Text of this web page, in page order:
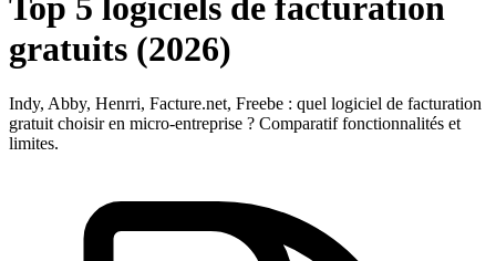
Top 5 logiciels de facturation
gratuits (2026)
Indy, Abby, Henrri, Facture.net, Freebe : quel logiciel de facturation
gratuit choisir en micro-entreprise ? Comparatif fonctionnalités et
limites.